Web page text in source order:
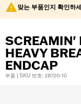
맞는 부품인지 확인하
SCREAMIN'
HEAVY
ENDCAP
부품 | SKU 번호: 28720-10